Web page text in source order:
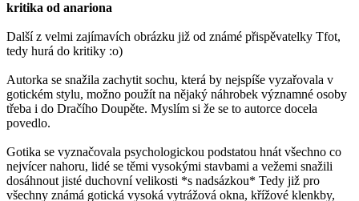
kritika od anariona
Další z velmi zajímavích obrázku již od známé přispěvatelky Tfot,
tedy hurá do kritiky :o)
Autorka se snažila zachytit sochu, která by nejspíše vyzařovala v
gotickém stylu, možno použít na nějaký náhrobek významné osoby
třeba i do Dračího Doupěte. Myslím si že se to autorce docela
povedlo.
Gotika se vyznačovala psychologickou podstatou hnát všechno co
nejvícer nahoru, lidé se těmi vysokými stavbami a vežemi snažili
dosáhnout jisté duchovní velikosti *s nadsázkou* Tedy již pro
všechny známá gotická vysoká vytrážová okna, křížové klenkby,